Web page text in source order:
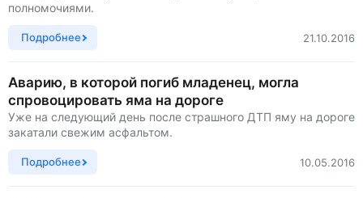
Рассказать новость
полномочиями.
Подробнее 21.10.2016
Аварию, в которой погиб младенец, могла
спровоцировать яма на дороге
Уже на следующий день после страшного ДТП яму на дороге
закатали свежим асфальтом.
Подробнее 10.05.2016